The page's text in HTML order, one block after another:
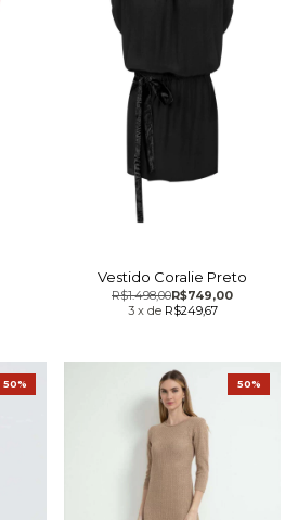
Vestido Coralie Preto
R$749,00
R$1.498,00
3 x de R$249,67
50% 50%